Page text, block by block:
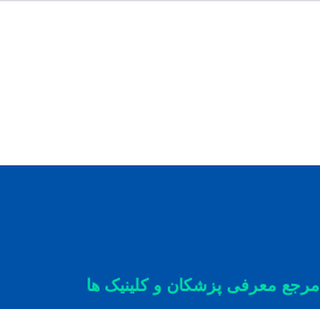
مرجع معرفی پزشکان و کلینیک ها